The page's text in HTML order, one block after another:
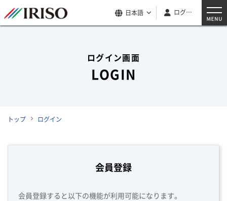
日本語 ログイン
ログイン画面
LOGIN
トップ ログイン
会員登録
会員登録すると以下の機能が利用可能になります。